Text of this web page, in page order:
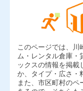
このページでは、川
ム・レンタル倉庫・
ックスの情報を掲載
か、タイプ・広さ・
また、市区町村の